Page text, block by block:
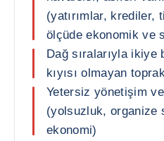
(yatırımlar, krediler,
ölçüde ekonomik ve
Dağ sıralarıyla ikiye
kıyısı olmayan
Yetersiz yönetişim
(yolsuzluk, organize
ekonomi)